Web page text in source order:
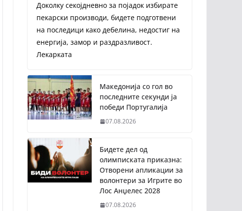
Доколку секојдневно за појадок избирате
пекарски производи, бидете подготвени
на последици како дебелина, недостиг на
енергија, замор и раздразливост.
Лекарката
Македонија со гол во
последните секунди ја
победи Португалија
07.08.2026
Бидете дел од
олимписката приказна:
Отворени апликации за
волонтери за Игрите во
Лос Анџелес 2028
07.08.2026